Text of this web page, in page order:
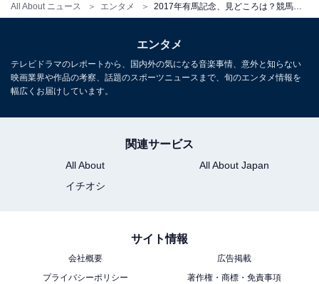
All About ニュース エンタメ
オッズやパドックの見極め方とは？
――オッズに振り回されることがあるのですが、どのよ
もちろん強い馬は人気になりますが、他にも、騎
手や枠によってオッズが上下する場合もあります。た
エンタメ
テレビドラマのレポートから、国内外の気になる音楽事情、意外と知らない
映画業界や作品の考察、話題のスポーツニュースまで、旬のエンタメ情報を
幅広くお届けしています。
関連サービス
All About
All About Japan
イチオシ
サイト情報
会社概要
広告掲載
プライバシーポリシー
著作権・商標・免責事項